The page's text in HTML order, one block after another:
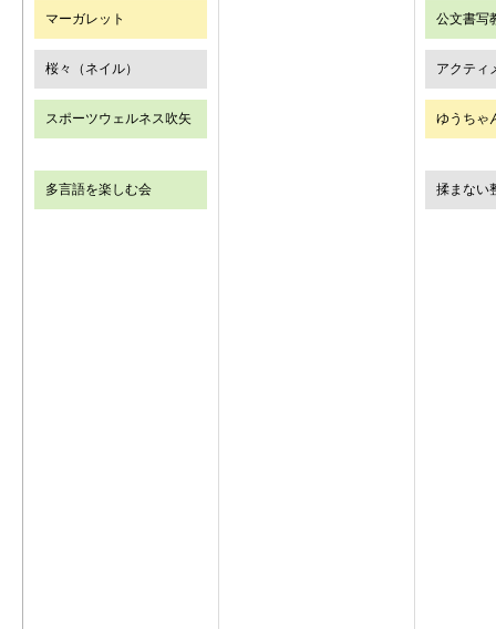
マーガレット 公文書写
桜々（ネイル） アクティ
スポーツウェルネス吹矢 ゆうちゃ
多言語を楽しむ会 揉まない